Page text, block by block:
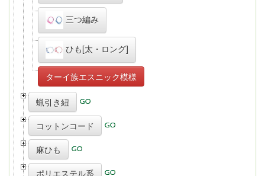
三つ編み
ひも[太・ロング]
ターイ族エスニック模様
蝋引き紐
コットンコード
麻ひも
ポリエステル系